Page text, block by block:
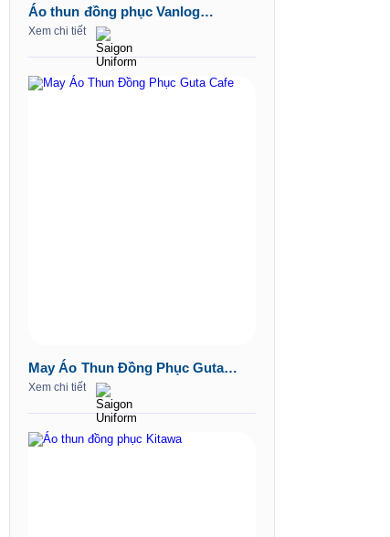
Áo thun đồng phục Vanlog
Express
Xem chi tiết
May Áo Thun Đồng Phục Guta
Cafe
Xem chi tiết